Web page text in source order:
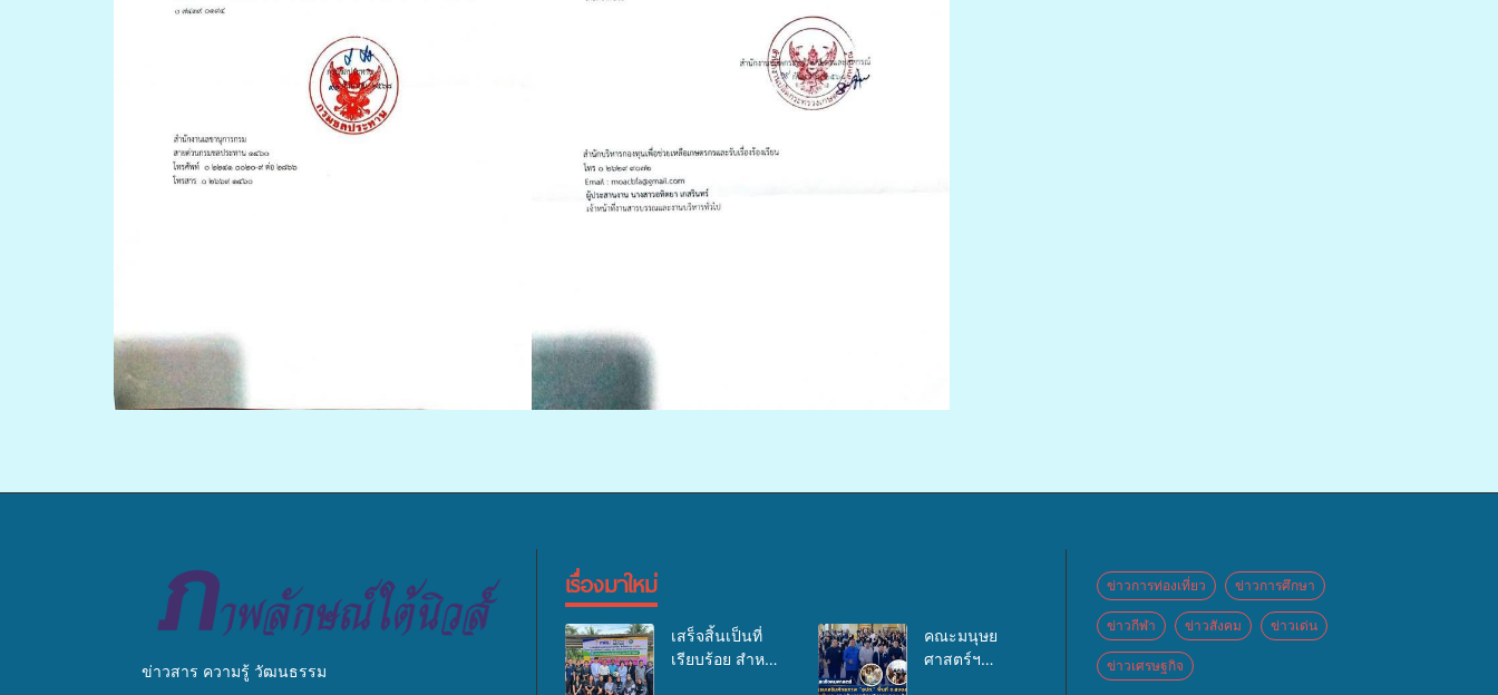
ข่าวสาร ความรู้ วัฒนธรรม
เรื่องมาใหม่
เสร็จสิ้นเป็นที่
เรียบร้อย สำหรับ
คณะมนุษย
ศาสตร์ฯ
ข่าวการท่องเที่ยว ข่าวการศึกษา
ข่าวกีฬา ข่าวสังคม ข่าวเด่น
ข่าวเศรษฐกิจ